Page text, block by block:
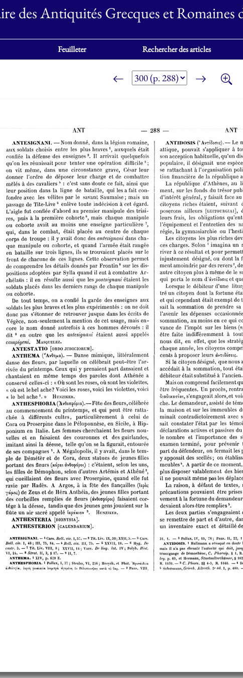
des Antiquités Grecques et Romaines
Feuilleter Rechercher des articles